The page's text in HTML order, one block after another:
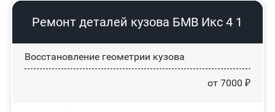
Ремонт деталей кузова БМВ Икс 4 1
Восстановление геометрии кузова
от 7000 ₽